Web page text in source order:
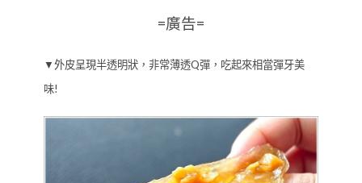
=廣告=
▼外皮呈現半透明狀，非常薄透Q彈，吃起來相當彈牙美
味!